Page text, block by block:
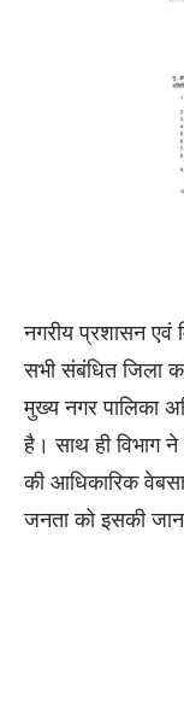
नगरीय प्रशासन एवं
सभी संबंधित जिला
मुख्य नगर पालिका
है। साथ ही विभाग
की आधिकारिक
जनता को इसकी